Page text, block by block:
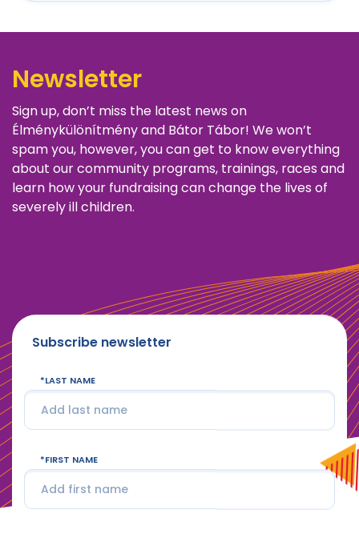
Newsletter
Sign up, don’t miss the latest news on
Élménykülönítmény and Bátor Tábor! We won’t
spam you, however, you can get to know everything
about our community programs, trainings, races and
learn how your fundraising can change the lives of
severely ill children.
Subscribe newsletter
LAST NAME
FIRST NAME